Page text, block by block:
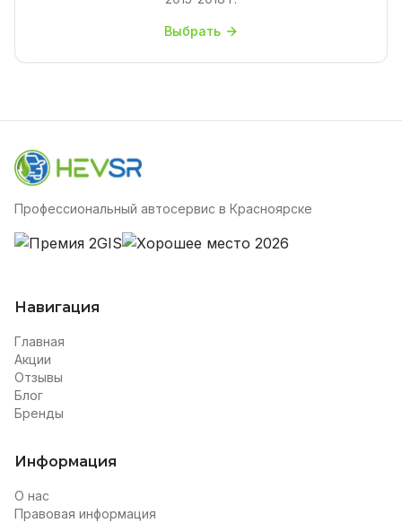
Выбрать
Профессиональный автосервис в Красноярске
Навигация
Главная
Акции
Отзывы
Блог
Бренды
Информация
О нас
Правовая информация